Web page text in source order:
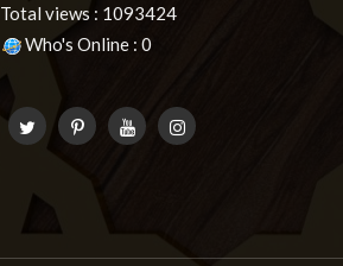
Total views : 1093424
Who's Online : 0